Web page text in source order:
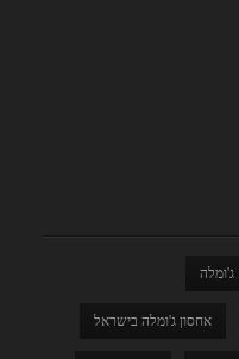
ג'ומלה
אחסון ג'ומלה בישראל